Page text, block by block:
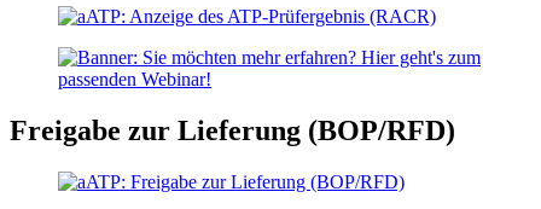
Freigabe zur Lieferung (BOP/RFD)